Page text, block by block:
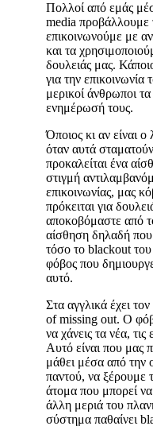
Πολλοί από εμάς
media προβάλλουμε
επικοινωνούμε με
και τα
δουλειάς μας.
για την
μερικοί άνθρωποι
ενημέρωσή τους.
Όποιος κι αν είναι
όταν αυτά
προκαλείται ένα
στιγμή
επικοινωνίας, μας
πρόκειται για
αποκοβόμαστε από
αίσθηση δηλαδή που
τόσο το blackout
φόβος που
αυτό.
Στα αγγλικά έχει
of missing out. Ο
να χάνεις τα νέα, τις
Αυτό είναι που μας
μάθει μέσα από την
παντού, να ξέρουμε
άτομα που μπορεί
άλλη μεριά του
σύστημα παθαίνει